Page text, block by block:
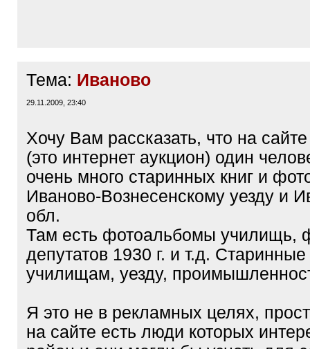
Тема: Иваново
29.11.2009, 23:40
Хочу Вам рассказать, что на
(это интернет аукцион) один
очень много старинных книг и
Иваново-Вознесенскому уезду и
обл.
Там есть фотоальбомы училищь,
депутатов 1930 г. и т.д. Старинные
училищам, уезду,
Я это не в рекламных целях,
на сайте есть люди которых